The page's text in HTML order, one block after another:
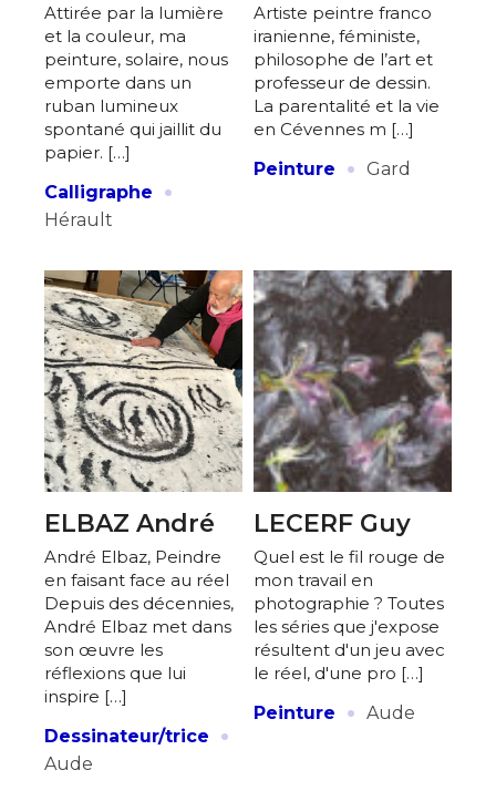
Attirée par la lumière
et la couleur, ma
peinture, solaire, nous
emporte dans un
ruban lumineux
spontané qui jaillit du
papier. […]
Calligraphe
·
Hérault
Artiste peintre franco
iranienne, féministe,
philosophe de l’art et
professeur de dessin.
La parentalité et la vie
en Cévennes m […]
Peinture
· Gard
ELBAZ André
André Elbaz, Peindre
en faisant face au réel
Depuis des décennies,
André Elbaz met dans
son œuvre les
réflexions que lui
inspire […]
Dessinateur/trice
·
Aude
LECERF Guy
Quel est le fil rouge de
mon travail en
photographie ? Toutes
les séries que j'expose
résultent d'un jeu avec
le réel, d'une pro […]
Peinture
· Aude